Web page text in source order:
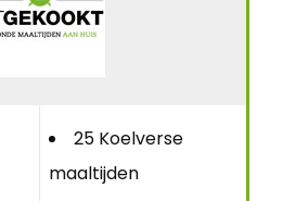
25 Koelverse
maaltijden